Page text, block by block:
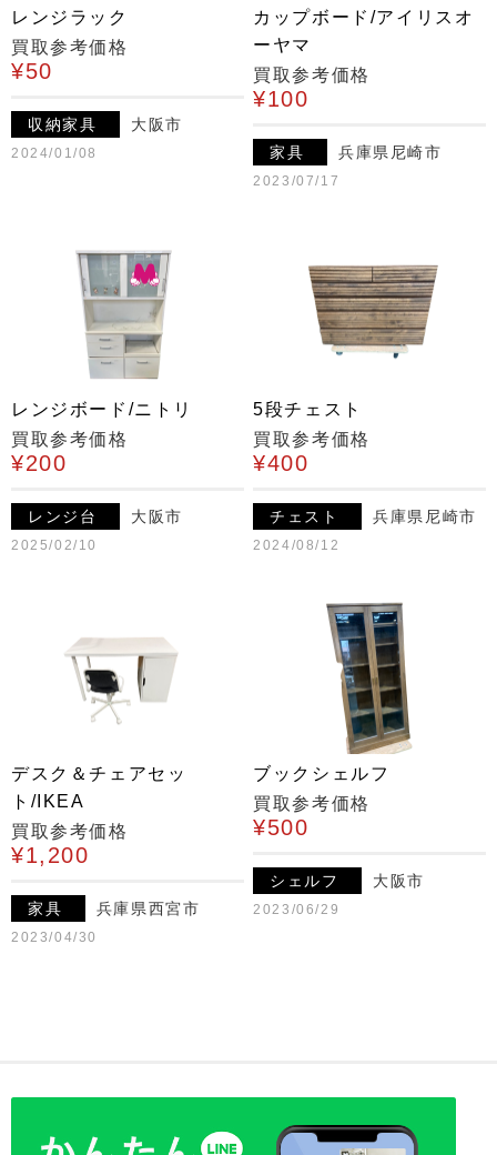
レンジラック
買取参考価格
¥50
収納家具 大阪市
2024/01/08
カップボード/アイリスオ
ーヤマ
買取参考価格
¥100
家具 兵庫県尼崎市
2023/07/17
レンジボード/ニトリ
買取参考価格
¥200
レンジ台 大阪市
2025/02/10
5段チェスト
買取参考価格
¥400
チェスト 兵庫県尼崎市
2024/08/12
デスク＆チェアセッ
ト/IKEA
買取参考価格
¥1,200
家具 兵庫県西宮市
2023/04/30
ブックシェルフ
買取参考価格
¥500
シェルフ 大阪市
2023/06/29